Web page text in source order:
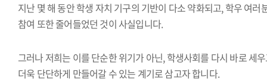
지난 몇 해 동안 학생 자치 기구의 기반이 다소 약화되고, 학우 여러
참여 또한 줄어들었던 것이 사실입니다.
그러나 저희는 이를 단순한 위기가 아닌, 학생사회를 다시 바로 세
더욱 단단하게 만들어갈 수 있는 계기로 삼고자 합니다.